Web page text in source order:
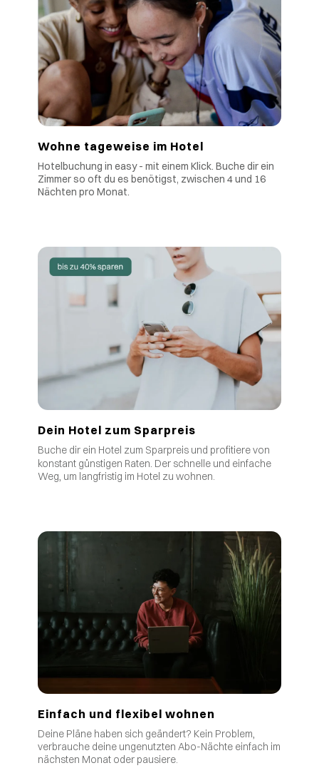
Wohne tageweise im Hotel
Hotelbuchung in easy - mit einem Klick. Buche dir ein
Zimmer so oft du es benötigst, zwischen 4 und 16
Nächten pro Monat.
Dein Hotel zum Sparpreis
Buche dir ein Hotel zum Sparpreis und profitiere von
konstant günstigen Raten Der schnelle und einfache
Weg, um langfristig im Hotel zu wohnen.
Einfach und flexibel wohnen
Deine Pläne haben sich geändert? Kein Problem,
verbrauche deine ungenutzten Abo-Nächte einfach im
nächsten Monat oder pausiere.